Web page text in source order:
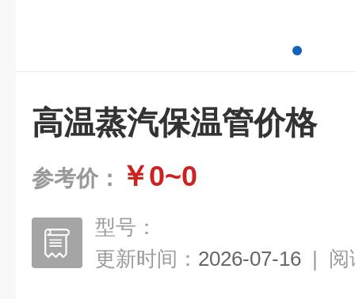
高温蒸汽保温管价格
参考价： ￥0~0
型号：
更新时间： 2026-07-16 | 阅